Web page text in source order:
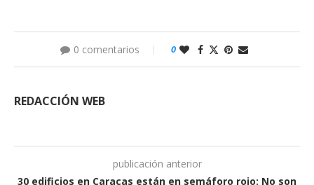
0 comentarios 0
REDACCIÓN WEB
publicación anterior
30 edificios en Caracas están en semáforo rojo: No son